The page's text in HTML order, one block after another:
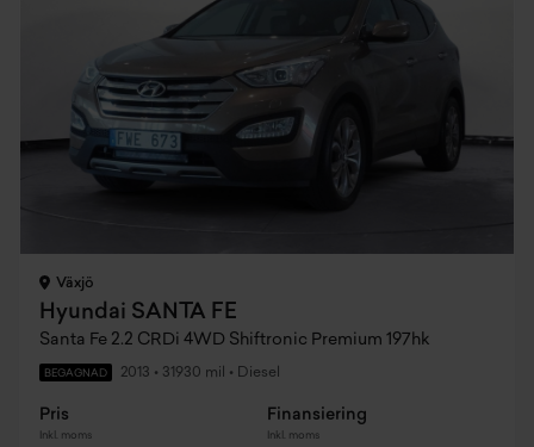
Växjö
Hyundai SANTA FE
Santa Fe 2.2 CRDi 4WD Shiftronic Premium 197hk
BEGAGNAD 2013 • 31930 mil • Diesel
Pris
Inkl. moms
Finansiering
Inkl. moms